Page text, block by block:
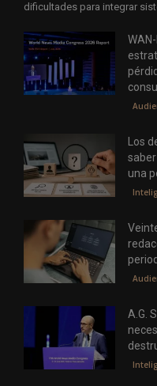
dificultades para integrar
Los
una
A.G.